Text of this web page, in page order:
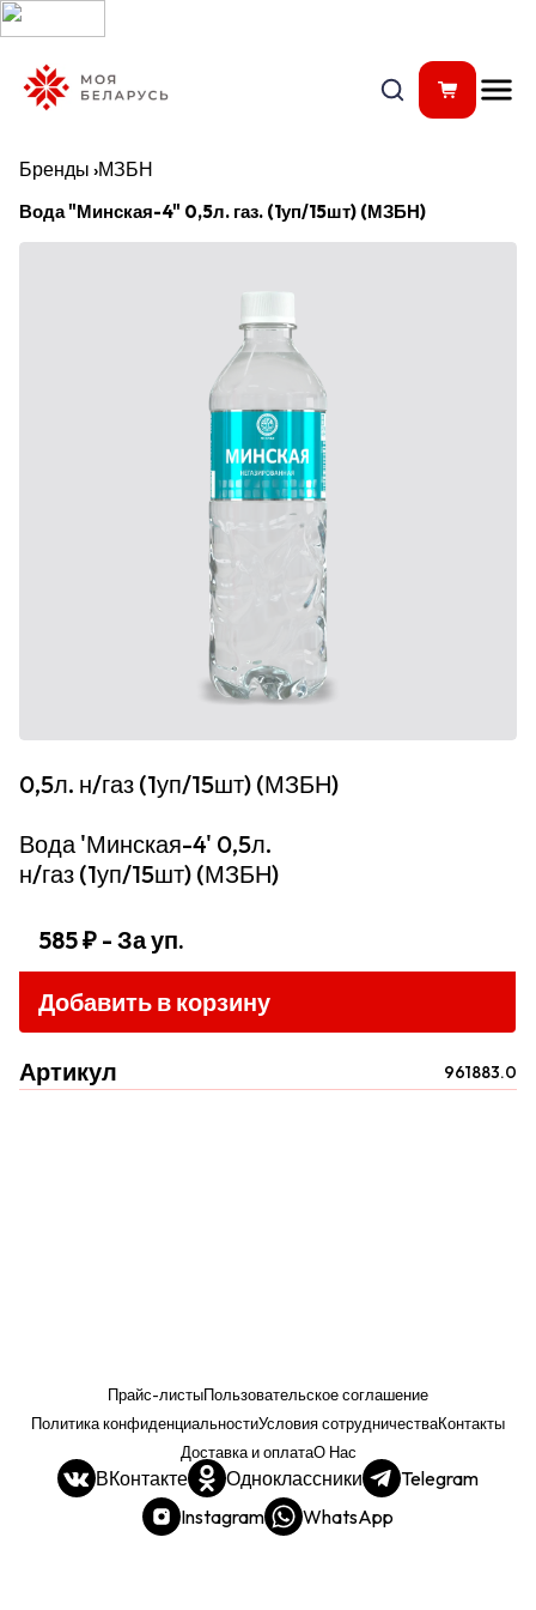
Бренды ›МЗБН
Вода "Минская-4" 0,5л. газ. (1уп/15шт) (МЗБН)
0,5л. н/газ (1уп/15шт) (МЗБН)
Вода 'Минская-4' 0,5л.
н/газ (1уп/15шт) (МЗБН)
585 ₽ - За уп.
Добавить в корзину
Артикул 961883.0
Прайс-листыПользовательское соглашение
Политика конфиденциальностиУсловия сотрудничестваКонтакты
Доставка и оплатаО Нас
ВКонтакте Одноклассники
Telegram
Instagram
WhatsApp